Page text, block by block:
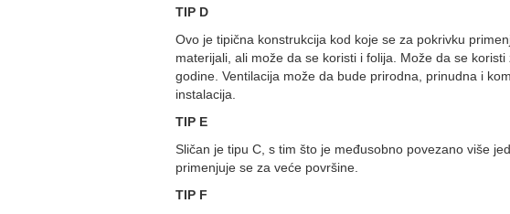
TIP D
Ovo je tipična konstrukcija kod koje se za pokrivku
materijali, ali može da se koristi i folija. Može da se
godine. Ventilacija može da bude prirodna, prinudna i
instalacija.
TIP E
Sličan je tipu C, s tim što je međusobno povezano više
primenjuje se za veće površine.
TIP F